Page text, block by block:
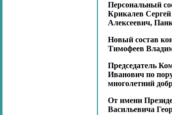
Персональный
Крикалев
Алексеевич,
Новый состав
Тимофеев
Председатель
Иванович по
многолетний
От имени
Васильевича